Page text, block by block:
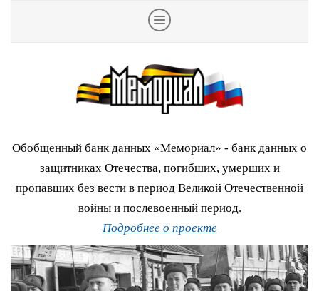
Обобщенный банк данных «Мемориал» - банк данных о
защитниках Отечества, погибших, умерших и
пропавших без вести в период Великой Отечественной
войны и послевоенный период.
Подробнее о проекте